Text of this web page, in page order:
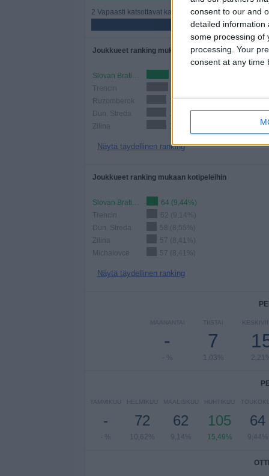
consent to our and
detailed information
some processing of
processing. Your
consent at any time
2 Vapaasti katsottavat kanavat
50%
Joukkueet ranking mukaan otteluiden määrään
Slovan Bratislava
Trencin
Ruzomberok
113 (16,67%)
Dun. Streda
112 (16,52%)
Zilina
Näytä täydellinen ranking
Joukkueet ranking mukaan kotipeleihin
Slovan Bratislava
64 (9,44%)
Trencin
62 (9,14%)
Dun. Streda
58 (8,55%)
Zilina
57 (8,41%)
Michalovce
57 (8,41%)
Näytä täydellinen ranking
MAANANTAI
-
- %
TIISTAI
7
1,03% 2,21%
TAMMIKUU
-
- %
HELMIKUU
72
10,62%
MAALISKUU
62
9,14%
HUHTIKUU
105
15,49%
64
9,44%